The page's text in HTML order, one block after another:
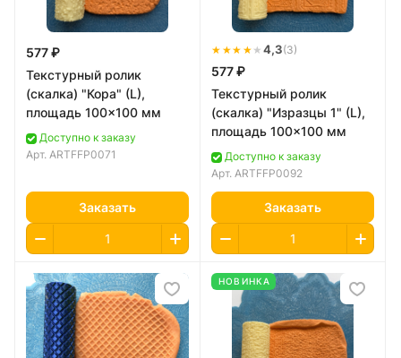
577 ₽
Текстурный ролик
(скалка) "Кора" (L),
площадь 100x100 мм
Доступно к заказу
Арт. ARTFFP0071
Заказать
★★★★ ★ 4,3(3)
577 ₽
Текстурный ролик
(скалка) "Изразцы 1" (L),
площадь 100x100 мм
Доступно к заказу
Арт. ARTFFP0092
Заказать
НОВИНКА